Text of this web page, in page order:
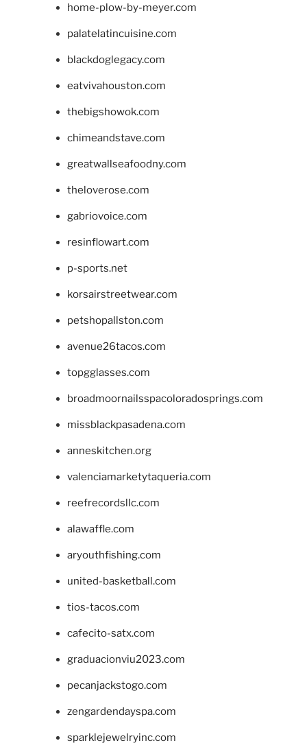
home-plow-by-meyer.com
palatelatincuisine.com
blackdoglegacy.com
eatvivahouston.com
thebigshowok.com
chimeandstave.com
greatwallseafoodny.com
theloverose.com
gabriovoice.com
resinflowart.com
p-sports.net
korsairstreetwear.com
petshopallston.com
avenue26tacos.com
topgglasses.com
broadmoornailsspacoloradosprings.com
missblackpasadena.com
anneskitchen.org
valenciamarketytaqueria.com
reefrecordsllc.com
alawaffle.com
aryouthfishing.com
united-basketball.com
tios-tacos.com
cafecito-satx.com
graduacionviu2023.com
pecanjackstogo.com
zengardendayspa.com
sparklejewelryinc.com